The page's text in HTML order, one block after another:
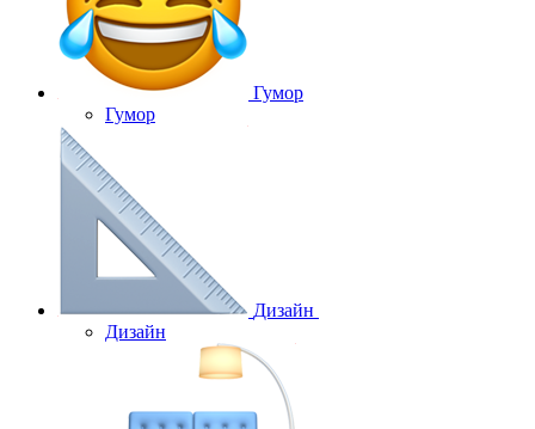
Гумор
Гумор
Дизайн
Дизайн